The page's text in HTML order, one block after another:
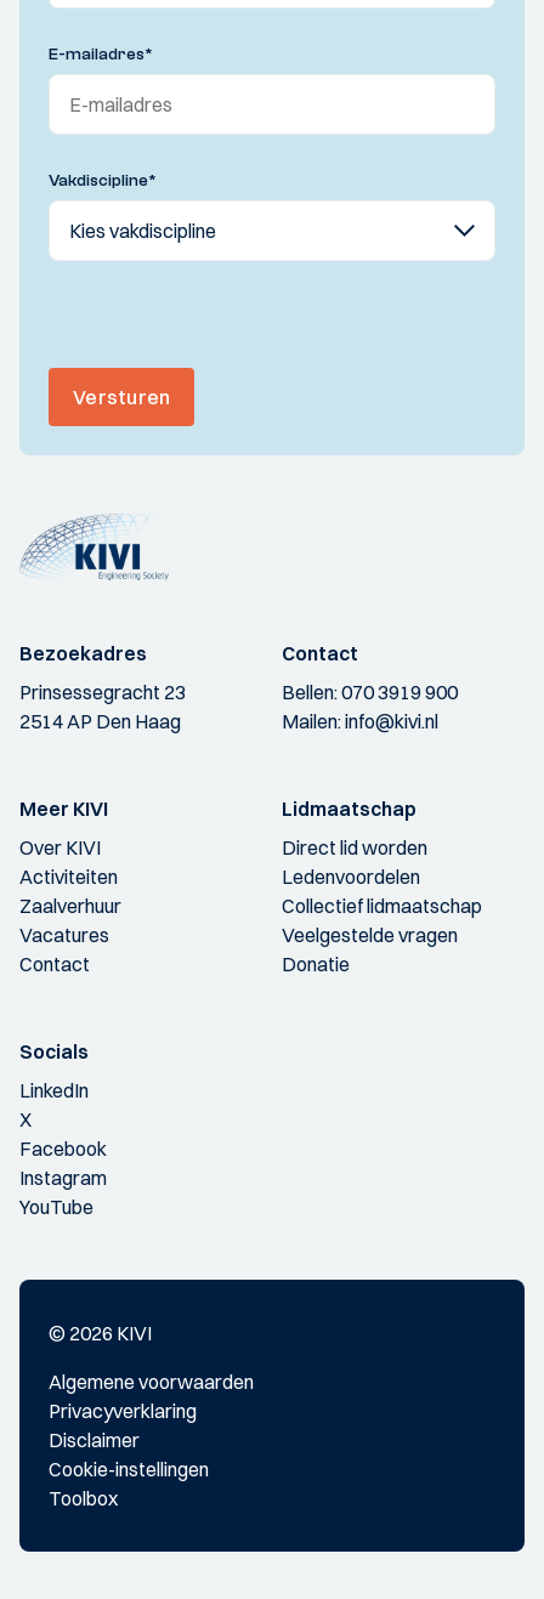
E-mailadres*
Vakdiscipline*
Versturen
Bezoekadres
Prinsessegracht 23
2514 AP Den Haag
Contact
Bellen:070 3919 900
Mailen:info@kivi.nl
Meer KIVI
Over KIVI
Activiteiten
Zaalverhuur
Vacatures
Contact
Lidmaatschap
Direct lid worden
Ledenvoordelen
Collectief lidmaatschap
Veelgestelde vragen
Donatie
Socials
LinkedIn
X
Facebook
Instagram
YouTube
© 2026 KIVI
Algemene voorwaarden
Privacyverklaring
Disclaimer
Cookie-instellingen
Toolbox